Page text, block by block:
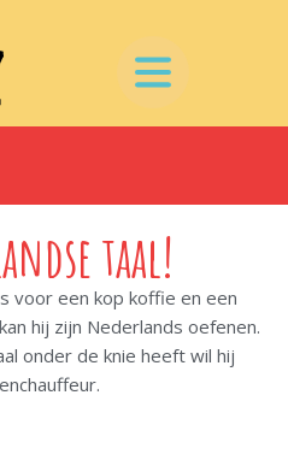
taal!
voor een kop koffie en een
hij zijn Nederlands oefenen.
onder de knie heeft wil hij